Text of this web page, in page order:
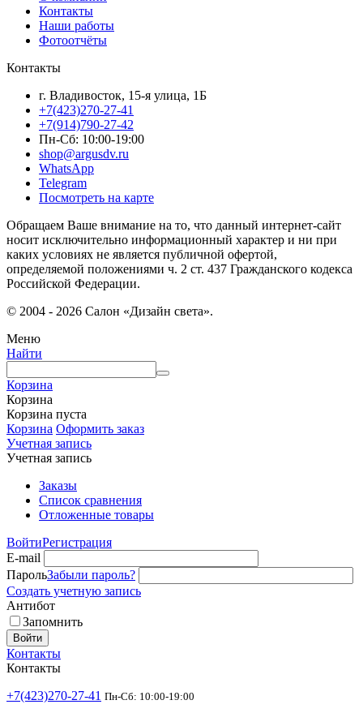
Контакты
Наши работы
Фотоотчёты
Контакты
г. Владивосток, 15-я улица, 1Б
+7(423)270-27-41
+7(914)790-27-42
Пн-Сб: 10:00-19:00
shop@argusdv.ru
WhatsApp
Telegram
Посмотреть на карте
Обращаем Ваше внимание на то, что данный интернет-сайт
носит исключительно информационный характер и ни при
каких условиях не является публичной офертой,
определяемой положениями ч. 2 ст. 437 Гражданского кодекса
Российской Федерации.
© 2004 - 2026 Салон «Дизайн света».
Меню
Найти
Корзина
Корзина
Корзина пуста
Корзина Оформить заказ
Учетная запись
Учетная запись
Заказы
Список сравнения
Отложенные товары
ВойтиРегистрация
E-mail
ПарольЗабыли пароль?
Создать учетную запись
Антибот
Запомнить
Войти
Контакты
Контакты
+7(423)270-27-41 Пн-Сб: 10:00-19:00